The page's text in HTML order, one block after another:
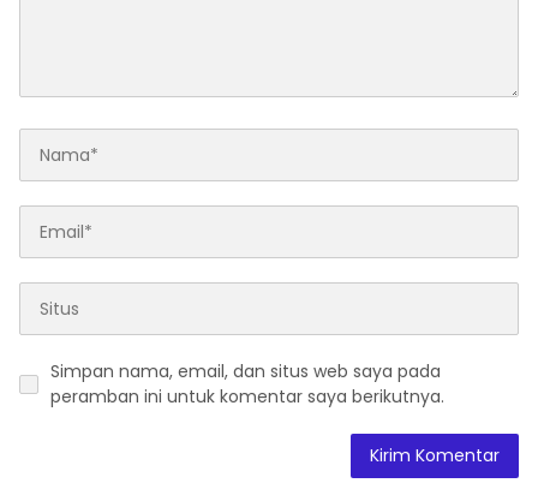
Simpan nama, email, dan situs web saya pada
peramban ini untuk komentar saya berikutnya.